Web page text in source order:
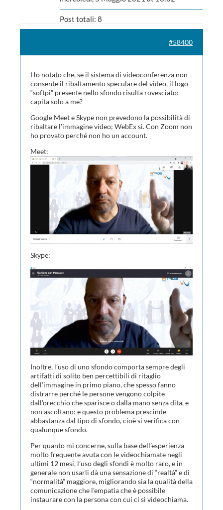
Post totali: 8
#58400
Ho notato che, se il sistema di videoconferenza non
consente il ribaltamento speculare del video, il logo
“softpi” presente nello sfondo risulta rovesciato:
capita solo a me?
Google Meet e Skype non prevedono la possibilità di
ribaltare l’immagine video; WebEx si. Con Zoom non
ho provato perché non ho un account.
Meet:
Skype:
Inoltre, l’uso di uno sfondo comporta sempre degli
artifatti di solito ben percettibili di ritaglio
dell’immagine in primo piano, che spesso fanno
distrarre perché le persone vengono colpite
dall’orecchio che sparisce o dalla mano senza dita, e
non ascoltano: e questo problema prescinde
abbastanza dal tipo di sfondo, cioè si verifica con
qualunque sfondo.
Per quanto mi concerne, sulla base dell’esperienza
molto frequente avuta con le videochiamate negli
ultimi 12 mesi, l’uso degli sfondi è molto raro, e in
generale non usarli dà una sensazione di “realtà” e di
“normalità” maggiore, migliorando sia la qualità della
comunicazione che l’empatia che è possibile
instaurare con la persona con cui ci si videochiama.